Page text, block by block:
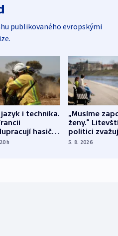
publikovaného evropskými
jazyk i technika.
hasiči z
zemí
h
„Musíme
ženy.“
politici
dohodu o
5. 8. 2026